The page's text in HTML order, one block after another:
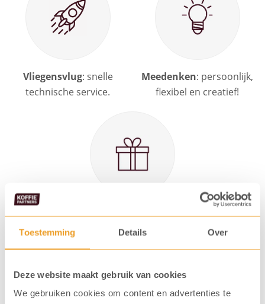
Toestemming Details Over
Deze website maakt gebruik van cookies
We gebruiken cookies om content en advertenties te
Vliegensvlug: snelle
technische service.
Meedenken: persoonlijk,
flexibel en creatief!
Overtreffen: wij doen
graag dat beetje extra!
Meer weten over Limitless Service?